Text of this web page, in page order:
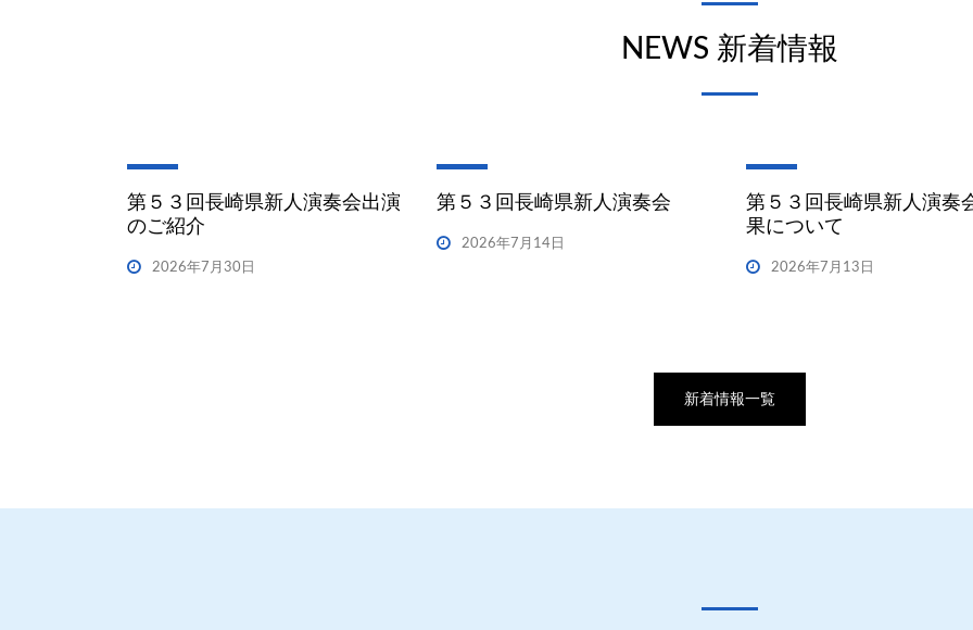
NEWS 新着情報
第５３回長崎県新人演奏会出演
のご紹介
2026年7月30日
第５３回長崎県新人演奏会
2026年7月14日
第５３回長崎県新人演
果について
2026年7月13日
新着情報一覧